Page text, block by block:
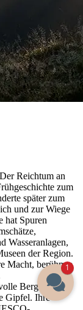
Reichtum an
zum
später zum
und zur Wiege
hat Spuren
Wasseranlagen,
der Region.
Macht, berühmte
Bergwerke,
Gipfel. Ihre
1